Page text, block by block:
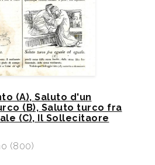
(A), Saluto d'un
(B), Saluto turco fra
(C), Il Sollecitaore
(800)